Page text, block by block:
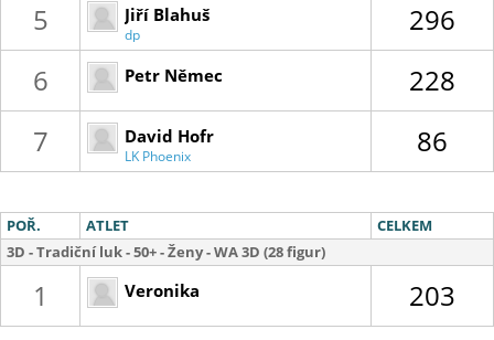
5
Jiří Blahuš
dp
Lukostřelba
296
6
Petr Němec
228
7
David Hofr
LK Phoenix
Kostelec
86
POŘ. ATLET
CELKEM
3D - Tradiční luk - 50+ - Ženy - WA 3D (28 figur)
1
Veronika
Kamenistá
203